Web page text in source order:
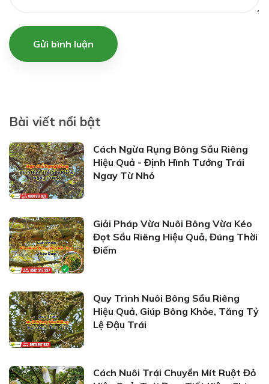
Gửi bình luận
Bài viết nổi bật
Cách Ngừa Rụng Bông Sầu Riêng
Hiệu Quả - Định Hình Tướng Trái
Ngay Từ Nhỏ
Giải Pháp Vừa Nuôi Bông Vừa Kéo
Đọt Sầu Riêng Hiệu Quả, Đúng Thời
Điểm
Quy Trình Nuôi Bông Sầu Riêng
Hiệu Quả, Giúp Bông Khỏe, Tăng Tỷ
Lệ Đậu Trái
Cách Nuôi Trái Chuyền Mít Ruột Đỏ